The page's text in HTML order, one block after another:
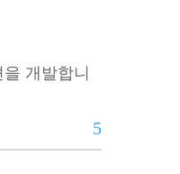
개발합니